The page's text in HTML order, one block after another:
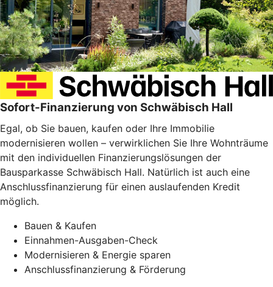
Sofort-Finanzierung von Schwäbisch Hall
Egal, ob Sie bauen, kaufen oder Ihre Immobilie
modernisieren wollen – verwirklichen Sie Ihre Wohnträume
mit den individuellen Finanzierungslösungen der
Bausparkasse Schwäbisch Hall. Natürlich ist auch eine
Anschlussfinanzierung für einen auslaufenden Kredit
möglich.
Bauen & Kaufen
Einnahmen-Ausgaben-Check
Modernisieren & Energie sparen
Anschlussfinanzierung & Förderung